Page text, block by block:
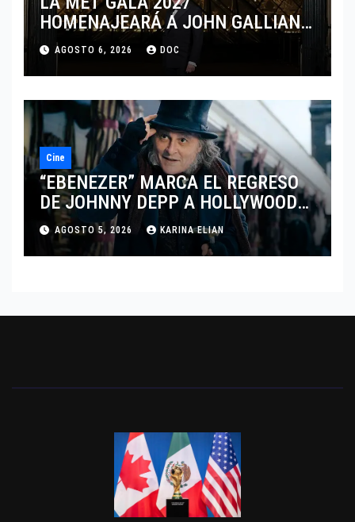
HOMENAJEARÁ A JOHN GALLIANO
MARCANDO EL REGRESO DEL REY
DEL DRAMATISMO
AGOSTO 6, 2026 DOC
Cine
“EBENEZER” MARCA EL REGRESO
DE JOHNNY DEPP A HOLLYWOOD
TRAS SU PASO POR EL CINE
INDEPENDIENTE EUROPEO
AGOSTO 5, 2026 KARINA ELIAN